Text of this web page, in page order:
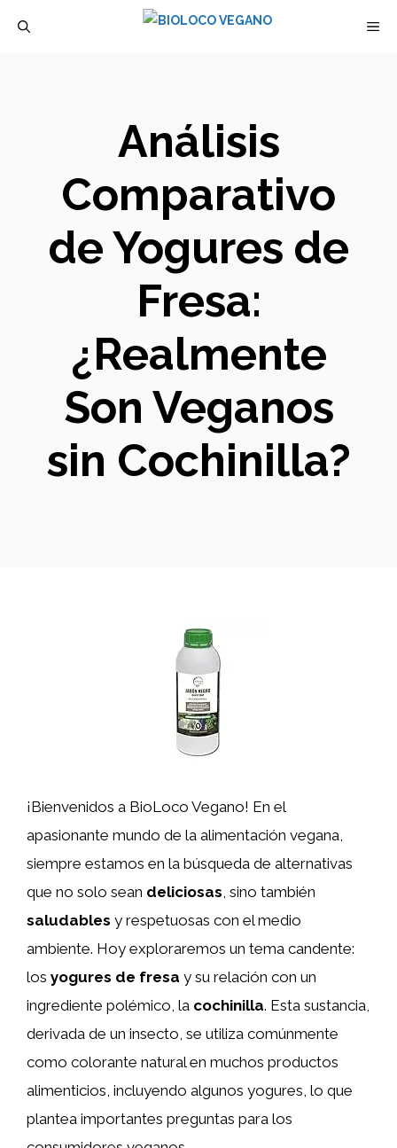
Análisis
Comparativo
de Yogures de
Fresa:
¿Realmente
Son Veganos
sin Cochinilla?
¡Bienvenidos a BioLoco Vegano! En el
apasionante mundo de la alimentación vegana,
siempre estamos en la búsqueda de alternativas
que no solo sean deliciosas, sino también
saludables y respetuosas con el medio
ambiente. Hoy exploraremos un tema candente:
los yogures de fresa y su relación con un
ingrediente polémico, la cochinilla. Esta sustancia,
derivada de un insecto, se utiliza comúnmente
como colorante natural en muchos productos
alimenticios, incluyendo algunos yogures, lo que
plantea importantes preguntas para los